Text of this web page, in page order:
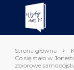
Strona główna
Co się stało w
zbiorowe